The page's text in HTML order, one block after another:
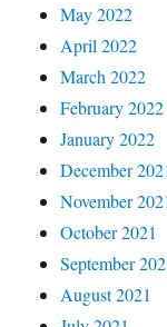
May 2022
April 2022
March 2022
February 2022
January 2022
December
November
October 2021
September
August 2021